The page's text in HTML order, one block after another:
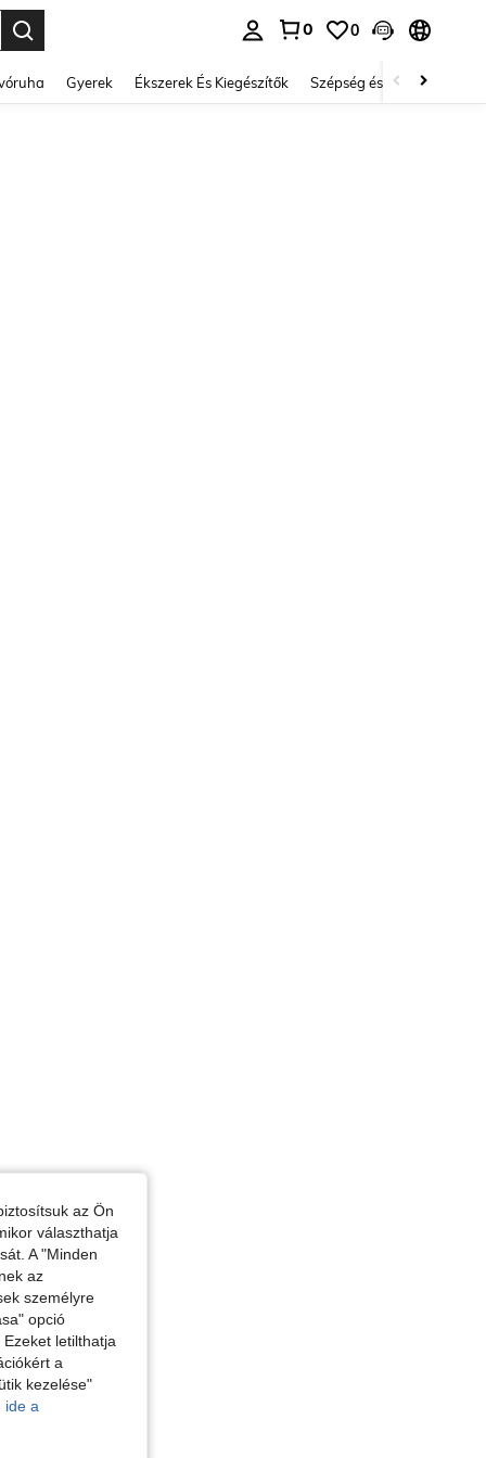
0 0
Gyerek Ékszerek És Kiegészítők Szépség és egészség
az Ön
választhatja
A "Minden
az
személyre
opció
letilthatja
a
kezelése"
ide a